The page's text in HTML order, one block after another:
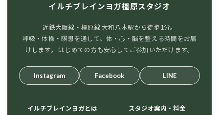
イルチブレインヨガ橿原スタジオ
近鉄大阪線・橿原線 大和八木駅から徒歩1分。
呼吸・体操・瞑想を通して、体・心・脳を整える時間をお届
けします。 はじめての方も安心してご参加いただけます。
Instagram Facebook LINE
イルチブレインヨガとは スタジオ案内・料金